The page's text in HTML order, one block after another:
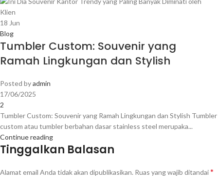
18 Jun
Blog
Tumbler Custom: Souvenir yang
Ramah Lingkungan dan Stylish
Posted byadmin
17/06/2025
2
Tumbler Custom: Souvenir yang Ramah Lingkungan dan Stylish Tumbler
custom atau tumbler berbahan dasar stainless steel merupaka...
Continue reading
Tinggalkan Balasan
Alamat email Anda tidak akan dipublikasikan. Ruas yang wajib ditandai*